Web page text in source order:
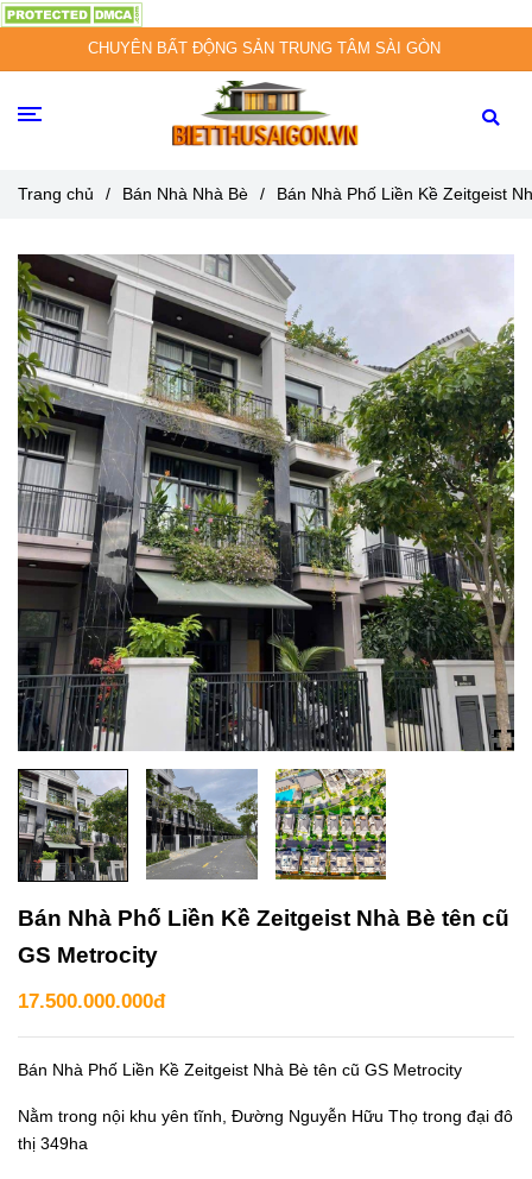
CHUYÊN BẤT ĐỘNG SẢN TRUNG TÂM SÀI GÒN
Trang chủ / Bán Nhà Nhà Bè / Bán Nhà Phố Liền Kề Zeitgeist
Bán Nhà Phố Liền Kề Zeitgeist Nhà Bè tên cũ
GS Metrocity
17.500.000.000đ
Bán Nhà Phố Liền Kề Zeitgeist Nhà Bè tên cũ GS Metrocity
Nằm trong nội khu yên tĩnh, Đường Nguyễn Hữu Thọ trong đại đô
thị 349ha